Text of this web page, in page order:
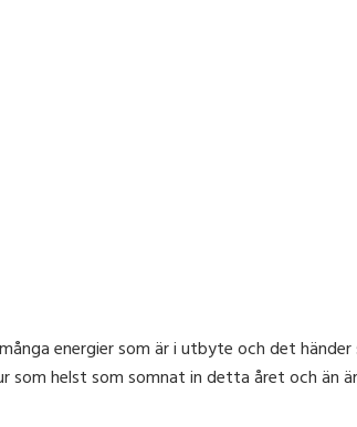
energier som är i utbyte och det
som helst som somnat in detta året och än